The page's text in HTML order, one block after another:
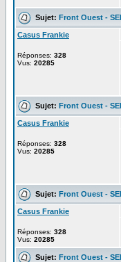
Sujet: Front Ouest -
Casus Frankie
Réponses: 328
Vus: 20285
Sujet: Front Ouest -
Casus Frankie
Réponses: 328
Vus: 20285
Sujet: Front Ouest -
Casus Frankie
Réponses: 328
Vus: 20285
Sujet: Front Ouest -